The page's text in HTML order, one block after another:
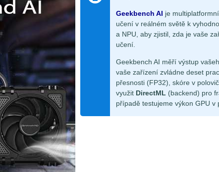
Geekbench AI je
učení v reálném světě k
a NPU, aby zjistil, zda je vaše
učení.
Geekbench AI měří výstup
vaše zařízení zvládne deset
přesnosti (FP32), skóre v
využit DirectML (backend) pro
případě testujeme výkon GPU v